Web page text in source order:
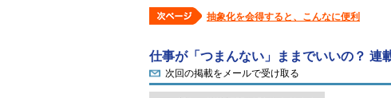
抽象化を会得すると、こんなに便利
仕事が「つまんない」ままでいいの？ 連
次回の掲載をメールで受け取る